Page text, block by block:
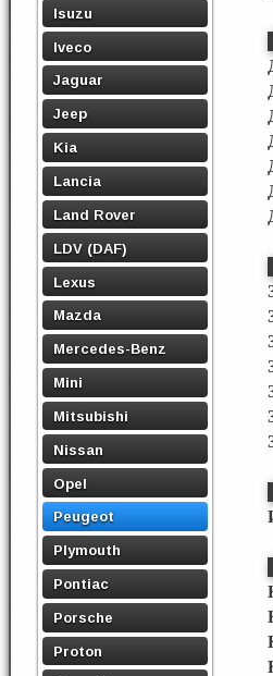
Isuzu
Iveco
Jaguar
Jeep
Kia
Lancia
Land Rover
LDV (DAF)
Lexus
Mazda
Mercedes-Benz
Mini
Mitsubishi
Nissan
Opel
Peugeot
Plymouth
Pontiac
Porsche
Proton